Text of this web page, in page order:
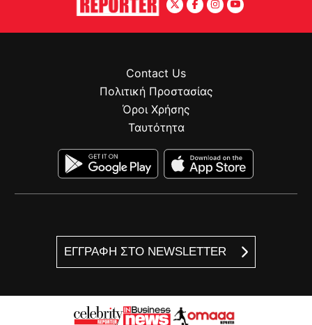
ΕΓΓΡΑΦΗ ΣΤΟ NEWSLETTER
Contact Us
Πολιτική Προστασίας
Όροι Χρήσης
Ταυτότητα